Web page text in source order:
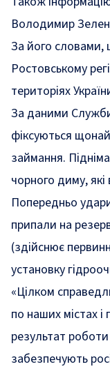
Володимир
За його словами,
Ростовському
територіях
За даними
фіксуються
займання.
чорного диму,
Попередньо
припали на
(здійснює
установку
«Цілком
по наших містах
результат роботи
забезпечують